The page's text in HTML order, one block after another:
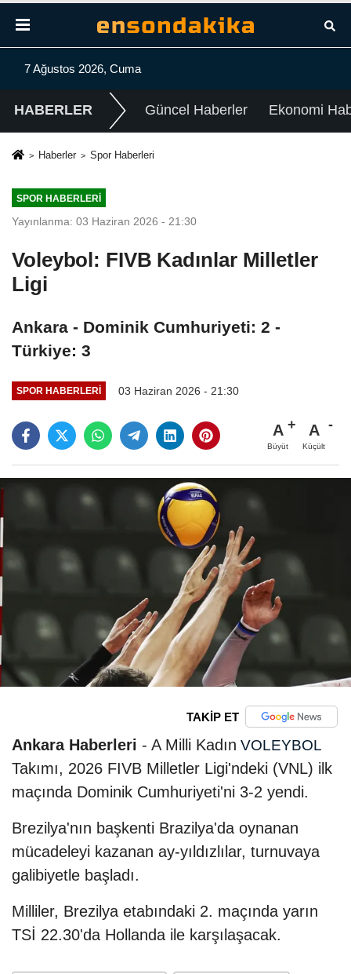
7 Ağustos 2026, Cuma
HABERLER Güncel Haberler Ekonomi
Haberler Spor Haberleri
SPOR HABERLERI
Yayınlanma: 03 Haziran 2026 - 21:30
Voleybol: FIVB Kadınlar Milletler
Ligi
Ankara - Dominik Cumhuriyeti: 2 -
Türkiye: 3
SPOR HABERLERI 03 Haziran 2026 - 21:30
A
Büyüt
A
Küçült
TAKİP ET
Ankara Haberleri - A Milli Kadın VOLEYBOL
Takımı, 2026 FIVB Milletler Ligi'ndeki (VNL) ilk
maçında Dominik Cumhuriyeti'ni 3-2 yendi.
Brezilya'nın başkenti Brazilya'da oynanan
mücadeleyi kazanan ay-yıldızlılar, turnuvaya
galibiyetle başladı.
Milliler, Brezilya etabındaki 2. maçında yarın
TSİ 22.30'da Hollanda ile karşılaşacak.